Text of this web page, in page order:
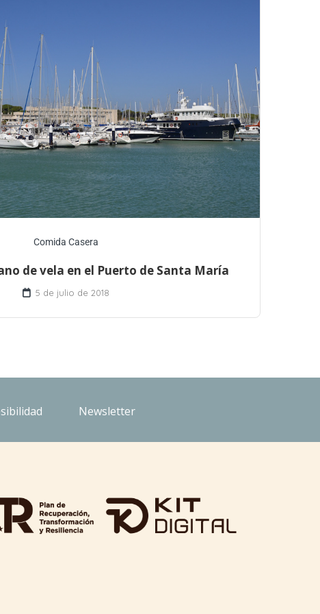
Comida Casera
de vela en el Puerto de Santa María
5 de julio de 2018
Newsletter